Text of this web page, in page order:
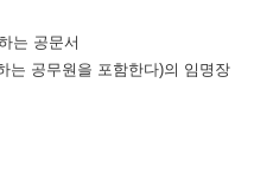
는 공문서
는 공무원을 포함한다)의 임명장